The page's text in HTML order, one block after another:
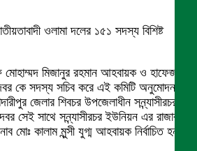
ওলামা দলের ১৫১ সদস্য বিশিষ্ট
মোহাম্মদ মিজানুর রহমান আহবায়ক ও হাফেজ
কে সদস্য সচিব করে এই কমিটি অনুমোদন
জেলার শিবচর উপজেলাধীন সন্ন্যাসীরচর
সেই সাথে সন্ন্যাসীরচর ইউনিয়ন এর রাজার চর
মোঃ কালাম মুন্সী যুগ্ম আহবায়ক নির্বাচিত হন।